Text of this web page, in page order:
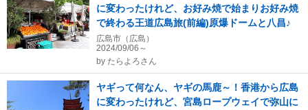
に変わったけれど、お好み焼で始まりお好み焼
で終わる王道広島旅(前編)原爆ドームと八昌♪
広島市（広島）
2024/09/06～
by たらよろさん
ヤギって何なん、ヤギの馬鹿～！香港から広島
に変わったけれど、宮島ロープウェイで弥山に